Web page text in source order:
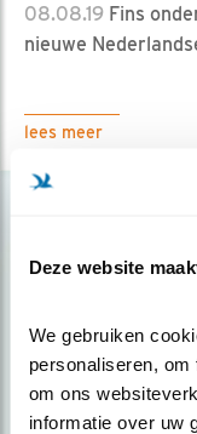
Deze website
We gebruiken
personaliseren,
om ons
informatie over uw
08.08.19 Fins
nieuwe
lees meer
Op de